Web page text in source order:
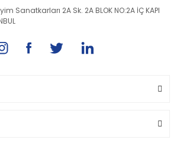
Sanatkarları 2A Sk. 2A BLOK NO:2A İÇ KAPI